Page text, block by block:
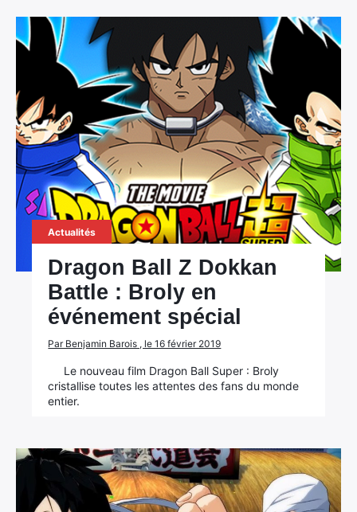
Actualités
Dragon Ball Z Dokkan
Battle : Broly en
événement spécial
Par Benjamin Barois , le 16 février 2019
Le nouveau film Dragon Ball Super : Broly
cristallise toutes les attentes des fans du monde
entier.